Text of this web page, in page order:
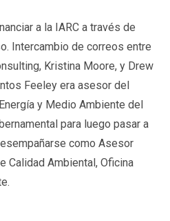
a la IARC a través de
Intercambio de correos entre
Kristina Moore, y Drew
Feeley era asesor del
y Medio Ambiente del
para luego pasar a
como Asesor
Calidad Ambiental, Oficina